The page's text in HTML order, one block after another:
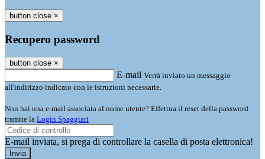
button close ×
Recupero password
button close ×
E-mail Verrà inviato un messaggio
all'indirizzo indicato con le istruzioni necessarie.
Non hai una e-mail associata al nome utente? Effettua il reset della password
tramite la Login Spaggiari
E-mail inviata, si prega di controllare la casella di posta elettronica!